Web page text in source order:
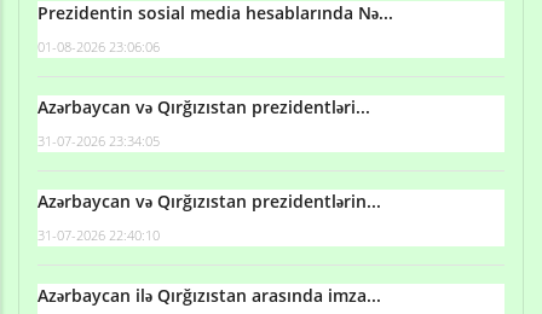
Prezidentin sosial media hesablarında Nə...
01-08-2026 23:06:06
Azərbaycan və Qırğızıstan prezidentləri...
31-07-2026 23:34:05
Azərbaycan və Qırğızıstan prezidentlərin...
31-07-2026 22:40:10
Azərbaycan ilə Qırğızıstan arasında imza...